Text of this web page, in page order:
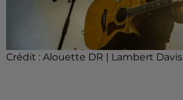
Crédit : Alouette DR | Lambert Davis